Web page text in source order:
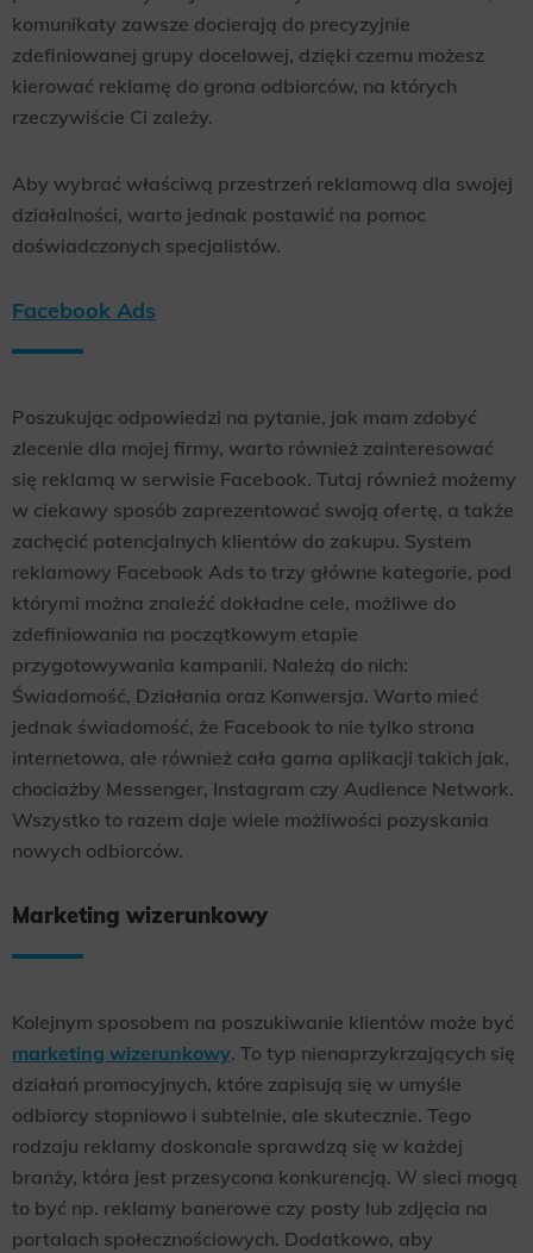
komunikaty zawsze docierają do precyzyjnie
zdefiniowanej grupy docelowej, dzięki czemu możesz
kierować reklamę do grona odbiorców, na których
rzeczywiście Ci zależy.
Aby wybrać właściwą przestrzeń reklamową dla swojej
działalności, warto jednak postawić na pomoc
doświadczonych specjalistów.
Facebook Ads
Poszukując odpowiedzi na pytanie, jak mam zdobyć
zlecenie dla mojej firmy, warto również zainteresować
się reklamą w serwisie Facebook. Tutaj również możemy
w ciekawy sposób zaprezentować swoją ofertę, a także
zachęcić potencjalnych klientów do zakupu. System
reklamowy Facebook Ads to trzy główne kategorie, pod
którymi można znaleźć dokładne cele, możliwe do
zdefiniowania na początkowym etapie
przygotowywania kampanii. Należą do nich:
Świadomość, Działania oraz Konwersja. Warto mieć
jednak świadomość, że Facebook to nie tylko strona
internetowa, ale również cała gama aplikacji takich jak,
chociażby Messenger, Instagram czy Audience Network.
Wszystko to razem daje wiele możliwości pozyskania
nowych odbiorców.
Marketing wizerunkowy
Kolejnym sposobem na poszukiwanie klientów może być
marketing wizerunkowy. To typ nienaprzykrzających się
działań promocyjnych, które zapisują się w umyśle
odbiorcy stopniowo i subtelnie, ale skutecznie. Tego
rodzaju reklamy doskonale sprawdzą się w każdej
branży, która jest przesycona konkurencją. W sieci mogą
to być np. reklamy banerowe czy posty lub zdjęcia na
portalach społecznościowych. Dodatkowo, aby